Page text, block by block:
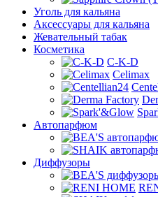
Уголь для кальяна
Аксессуары для кальяна
Жевательный табак
Косметика
C-K-D
Celimax
Автопарфюм
Диффузоры